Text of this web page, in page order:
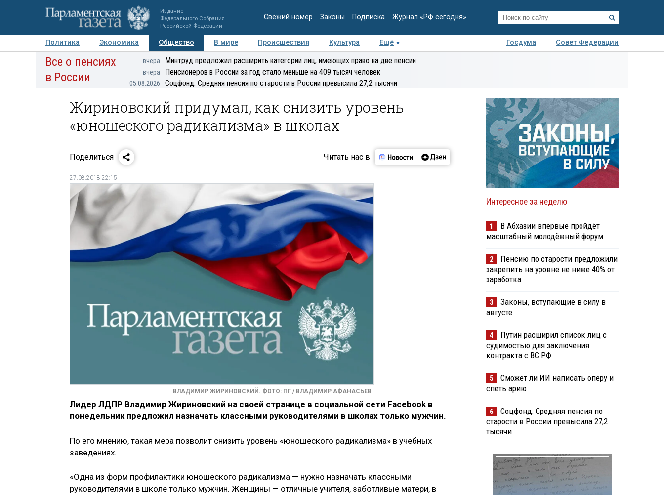
Издание
Федерального Собрания
Российской Федерации
Свежий номер Законы Подписка Журнал «РФ сегодня»
Политика Экономика Общество В мире Происшествия Культура Ещё Госдума
Совет Федерации
Авторы Персоны Мнения Регионы Медиацентр Интервью Колумнисты
Деловая
Все о пенсиях
в России
вчера Минтруд предложил расширить категории лиц, имеющих право на две пенсии
вчера Пенсионеров в России за год стало меньше на 409 тысяч человек
05.08.2026 Соцфонд: Средняя пенсия по старости в России превысила 27,2 тысячи
Жириновский придумал, как снизить уровень
«юношеского радикализма» в школах
Поделиться Читать нас в
27.08.2018 22:15
ВЛАДИМИР ЖИРИНОВСКИЙ. ФОТО: ПГ / ВЛАДИМИР АФАНАСЬЕВ
Лидер ЛДПР Владимир Жириновский на своей странице в социальной сети Facebook в
понедельник предложил назначать классными руководителями в школах только мужчин.
По его мнению, такая мера позволит снизить уровень «юношеского радикализма» в учебных
заведениях.
«Одна из форм профилактики юношеского радикализма — нужно назначать классными
руководителями в школе только мужчин. Женщины — отличные учителя, заботливые матери, в
Интересное за неделю
1
В Абхазии впервые пройдёт
масштабный молодёжный форум
2
Пенсию по старости предложили
закрепить на уровне не ниже 40% от
заработка
3
Законы, вступающие в силу в
августе
4
Путин расширил список лиц с
судимостью для заключения
контракта с ВС РФ
5
Сможет ли ИИ написать оперу и
спеть арию
6
Соцфонд: Средняя пенсия по
старости в России превысила 27,2
тысячи